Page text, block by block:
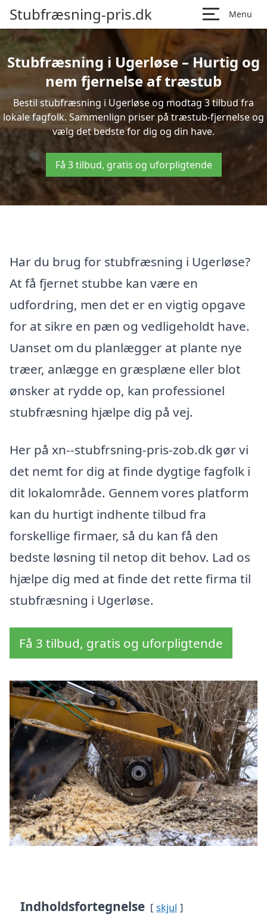
Stubfræsning-pris.dk Menu
Stubfræsning i Ugerløse – Hurtig og
nem fjernelse af træstub
Bestil stubfræsning i Ugerløse og modtag 3 tilbud fra
lokale fagfolk. Sammenlign priser på træstub-fjernelse og
vælg det bedste for dig og din have.
Få 3 tilbud, gratis og uforpligtende
Har du brug for stubfræsning i Ugerløse?
At få fjernet stubbe kan være en
udfordring, men det er en vigtig opgave
for at sikre en pæn og vedligeholdt have.
Uanset om du planlægger at plante nye
træer, anlægge en græsplæne eller blot
ønsker at rydde op, kan professionel
stubfræsning hjælpe dig på vej.
Her på xn--stubfrsning-pris-zob.dk gør vi
det nemt for dig at finde dygtige fagfolk i
dit lokalområde. Gennem vores platform
kan du hurtigt indhente tilbud fra
forskellige firmaer, så du kan få den
bedste løsning til netop dit behov. Lad os
hjælpe dig med at finde det rette firma til
stubfræsning i Ugerløse.
Få 3 tilbud, gratis og uforpligtende
Indholdsfortegnelse skjul